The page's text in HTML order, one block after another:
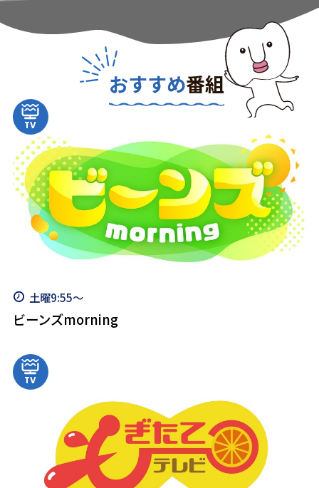
おすすめ番組
土曜9:55～
ビーンズmorning